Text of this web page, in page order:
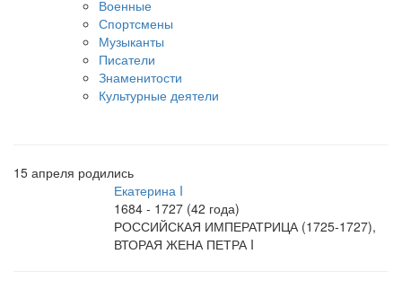
Военные
Спортсмены
Музыканты
Писатели
Знаменитости
Культурные деятели
15 апреля родились
Екатерина I
1684 - 1727 (42 года)
РОССИЙСКАЯ ИМПЕРАТРИЦА (1725-1727),
ВТОРАЯ ЖЕНА ПЕТРА I